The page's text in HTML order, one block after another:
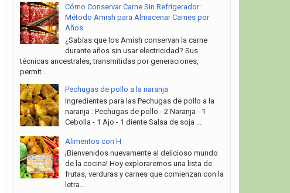
Cómo Conservar Carne Sin Refrigerador:
Método Amish para Almacenar Carnes por
Años
¿Sabías que los Amish conservan la carne
durante años sin usar electricidad? Sus
técnicas ancestrales, transmitidas por generaciones,
permit...
Pechugas de pollo a la naranja
Ingredientes para las Pechugas de pollo a la
naranja : Pechugas de pollo - 2 Naranja - 1
Cebolla - 1 Ajo - 1 diente Salsa de soja ...
Alimentos con H
¡Bienvenidos nuevamente al delicioso mundo
de la cocina! Hoy exploraremos una lista de
frutas, verduras y carnes que comienzan con la
letra...